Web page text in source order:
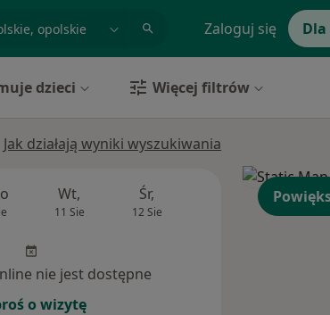
Zaloguj się
dzieci Więcej filtrów
Jak działają wyniki wyszukiwania
Wt,
11 Sie
Śr,
12 Sie
Pt,
nie jest dostępne
o wizytę